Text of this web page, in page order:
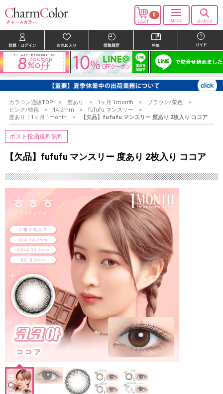
0
カラコン通販TOP 度あり 1ヶ月 1month
ブラウン/茶色
ピンク/桃色
14.2mm
fufufu マンスリー
度あり｜1ヶ月 1month
【欠品】fufufu マンスリー 度あり 2枚入り ココア
ポスト投函送料無料
【欠品】fufufu マンスリー 度あり 2枚入り ココア